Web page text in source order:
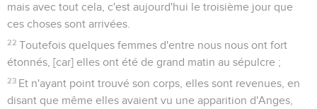
mais avec tout cela, c'est aujourd'hui le troisième jour que
ces choses sont arrivées.
22 Toutefois quelques femmes d'entre nous nous ont fort
étonnés, [car] elles ont été de grand matin au sépulcre ;
23 Et n'ayant point trouvé son corps, elles sont revenues, en
disant que même elles avaient vu une apparition d'Anges,